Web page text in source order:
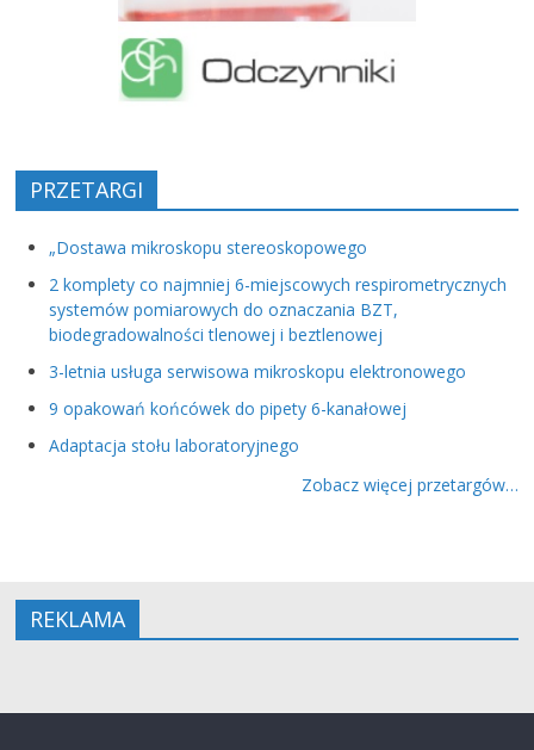
PRZETARGI
„Dostawa mikroskopu stereoskopowego
2 komplety co najmniej 6-miejscowych respirometrycznych
systemów pomiarowych do oznaczania BZT,
biodegradowalności tlenowej i beztlenowej
3-letnia usługa serwisowa mikroskopu elektronowego
9 opakowań końcówek do pipety 6-kanałowej
Adaptacja stołu laboratoryjnego
Zobacz więcej przetargów…
REKLAMA